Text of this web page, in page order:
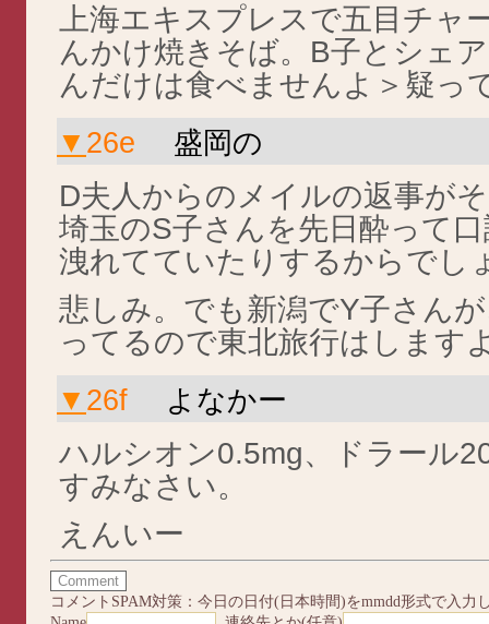
上海エキスプレスで五目チャ
んかけ焼きそば。B子とシェ
んだけは食べませんよ＞疑っ
▼ 26e
盛岡の
D夫人からのメイルの返事が
埼玉のS子さんを先日酔って
洩れてていたりするからでし
悲しみ。でも新潟でY子さん
ってるので東北旅行はします
▼ 26f
よなかー
ハルシオン0.5mg、ドラール
すみなさい。
えんいー
コメントSPAM対策：今日の日付(日本時間)をmmdd形式で入力